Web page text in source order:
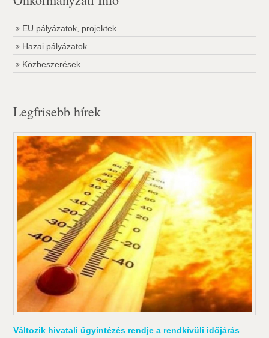
EU pályázatok, projektek
Hazai pályázatok
Közbeszerések
Legfrisebb hírek
Változik hivatali ügyintézés rendje a rendkívüli időjárás